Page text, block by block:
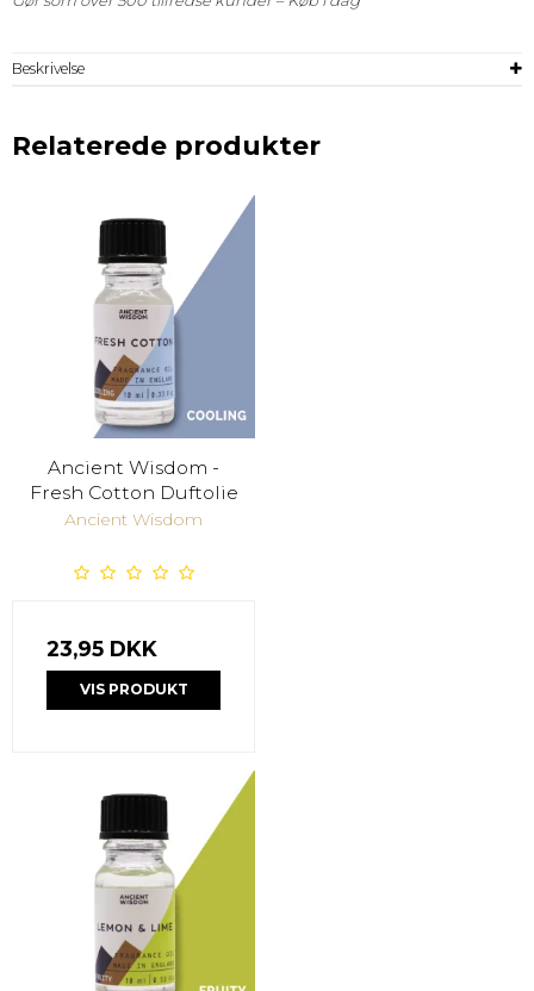
Beskrivelse
Relaterede produkter
Ancient Wisdom -
Fresh Cotton Duftolie
Ancient Wisdom
23,95 DKK
VIS PRODUKT